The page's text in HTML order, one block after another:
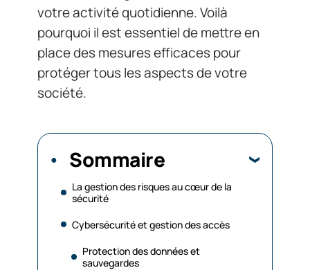
votre activité quotidienne. Voilà
pourquoi il est essentiel de mettre en
place des mesures efficaces pour
protéger tous les aspects de votre
société.
Sommaire
La gestion des risques au cœur de la
sécurité
Cybersécurité et gestion des accès
Protection des données et
sauvegardes